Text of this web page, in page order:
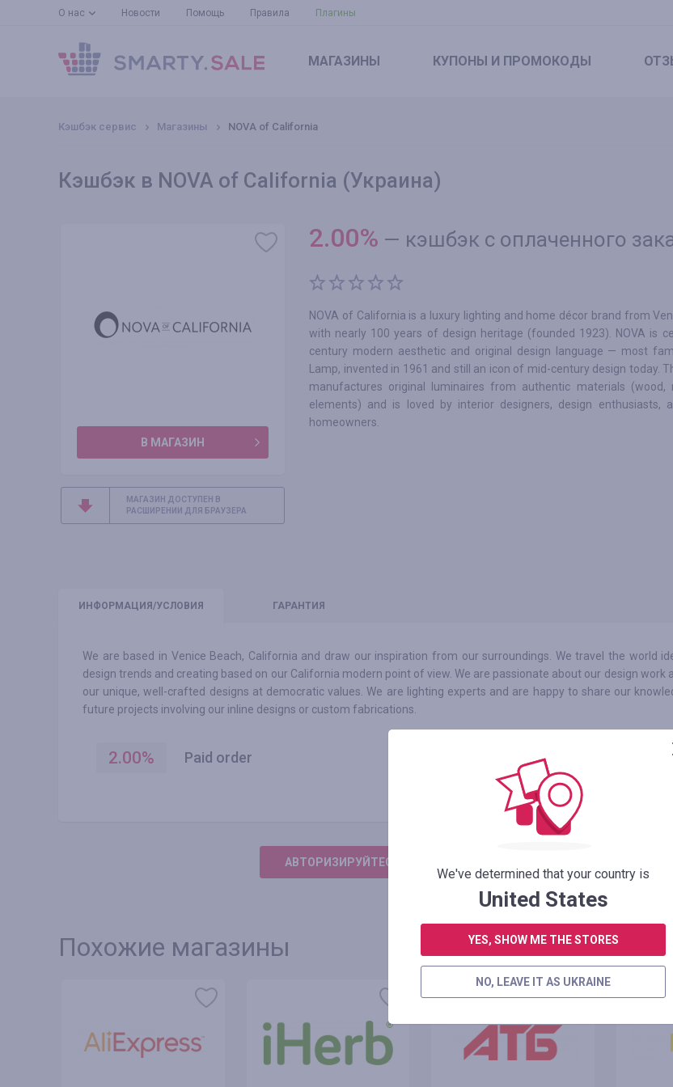
О нас Новости Помощь Правила Плагины
МАГАЗИНЫ КУПОНЫ И ПРОМОКОДЫ
Кэшбэк сервис Магазины NOVA of California
Кэшбэк в NOVA of California (Украина)
В МАГАЗИН
МАГАЗИН ДОСТУПЕН В
РАСШИРЕНИИ ДЛЯ БРАУЗЕРА
2.00% — кэшбэк с оплаченного
NOVA of California is a luxury lighting and home décor brand from
with nearly 100 years of design heritage (founded 1923). NOVA is
century modern aesthetic and original design language — most
Lamp, invented in 1961 and still an icon of mid-century design today.
manufactures original luminaires from authentic materials (wood,
elements) and is loved by interior designers, design enthusiasts,
homeowners.
ИНФО РМАЦИЯ/УСЛОВИЯ ГАРАНТИЯ
We are based in Venice Beach, California and draw our inspiration from our surroundings. We travel the world
design trends and creating based on our California modern point of view. We are passionate about our design work
our unique, well-crafted designs at democratic values. We are lighting experts and are happy to share our
future projects involving our inline designs or custom fabrications.
2.00% Paid order
АВТОРИЗИРУЙТЕСЬ, ЧТОБЫ ОСТАВИТЬ ОТЗЫВ
Похожие магазины
We've determined that your country is
United States
YES, SHOW ME THE STORES
NO, LEAVE IT AS UKRAINE